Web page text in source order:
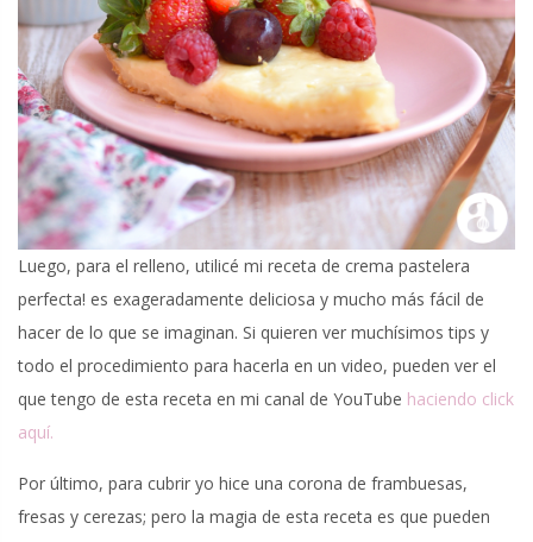
Luego, para el relleno, utilicé mi receta de crema pastelera
perfecta! es exageradamente deliciosa y mucho más fácil de
hacer de lo que se imaginan. Si quieren ver muchísimos tips y
todo el procedimiento para hacerla en un video, pueden ver el
que tengo de esta receta en mi canal de YouTube haciendo click
aquí.
Por último, para cubrir yo hice una corona de frambuesas,
fresas y cerezas; pero la magia de esta receta es que pueden